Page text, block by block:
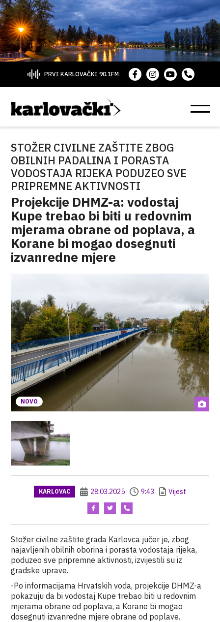
PRVI KARLOVAČKI 90.1FM
STOŽER CIVILNE ZAŠTITE ZBOG
OBILNIH PADALINA I PORASTA
VODOSTAJA RIJEKA PODUZEO SVE
PRIPREMNE AKTIVNOSTI
Projekcije DHMZ-a: vodostaj
Kupe trebao bi biti u redovnim
mjerama obrane od poplava, a
Korane bi mogao dosegnuti
izvanredne mjere
NOVO
KARLOVAC 28.03.2025 9:43 Vijest
Stožer civilne zaštite grada Karlovca jučer je, zbog
najavljenih obilnih oborina i porasta vodostaja rijeka,
poduzeo sve pripremne aktivnosti, izvijestili su iz
gradske uprave.
-Po informacijama Hrvatskih voda, projekcije DHMZ-a
pokazuju da bi vodostaj Kupe trebao biti u redovnim
mjerama obrane od poplava, a Korane bi mogao
dosegnuti izvanredne mjere obrane od poplave.